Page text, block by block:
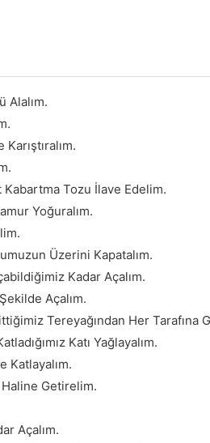
Alalım.
Kabartma Tozu İlave Edelim.
Yoğuralım.
Üzerini Kapatalım.
Kadar Açalım.
Açalım.
Tereyağından Her Tarafına
Katı Yağlayalım.
Katlayalım.
Haline Getirelim.
Açalım.